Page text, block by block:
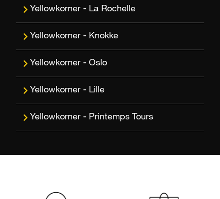
La Rochelle
Knokke
Oslo
Lille
Printemps Tours